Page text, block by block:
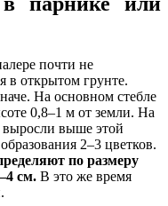
почти не
в открытом грунте.
На основном стебле
0,8–1 м от земли. На
выросли выше этой
2–3 цветков.
по размеру
см. В это же время